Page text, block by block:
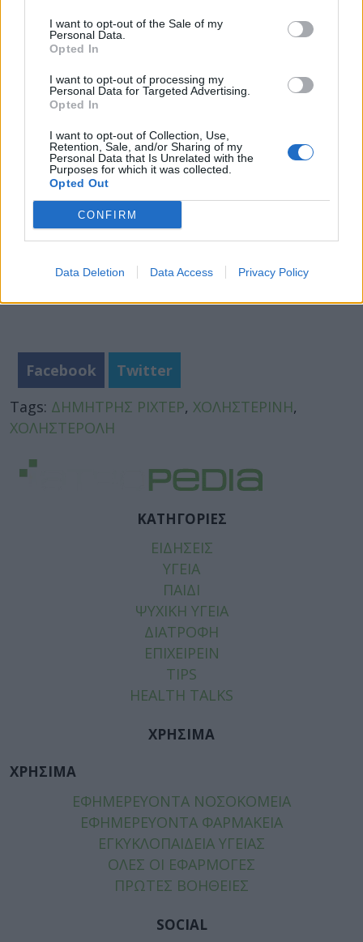
I want to opt-out of the Sale of my
Personal Data.
Opted In
I want to opt-out of processing my
Personal Data for Targeted Advertising.
Opted In
I want to opt-out of Collection, Use,
Retention, Sale, and/or Sharing of my
Personal Data that Is Unrelated with the
Purposes for which it was collected.
Opted Out
CONFIRM
Data Deletion Data Access Privacy Policy
μπορούν να βλάψουν την υγεία μας, από έρπη
και αιμορροΐδες μέχρι παραληρηματικές ιδέες
Νόμιζε ότι τα ούλα της μάτωναν από το
βούρτσισμα, αλλά ήταν καρκίνος – Η απίστευτη
Facebook
Twitter
Tags: ΔΗΜΗΤΡΗΣ ΡΙΧΤΕΡ, ΧΟΛΗΣΤΕΡΙΝΗ,
ΧΟΛΗΣΤΕΡΟΛΗ
ΚΑΤΗΓΟΡΙΕΣ
ΕΙΔΗΣΕΙΣ
ΥΓΕΙΑ
ΠΑΙΔΙ
ΨΥΧΙΚΗ ΥΓΕΙΑ
ΔΙΑΤΡΟΦΗ
ΕΠΙΧΕΙΡΕΙΝ
TIPS
HEALTH TALKS
ΧΡΗΣΙΜΑ
ΧΡΗΣΙΜΑ
ΕΦΗΜΕΡΕΥΟΝΤΑ ΝΟΣΟΚΟΜΕΙΑ
ΕΦΗΜΕΡΕΥΟΝΤΑ ΦΑΡΜΑΚΕΙΑ
ΕΓΚΥΚΛΟΠΑΙΔΕΙΑ ΥΓΕΙΑΣ
ΟΛΕΣ ΟΙ ΕΦΑΡΜΟΓΕΣ
ΠΡΩΤΕΣ ΒΟΗΘΕΙΕΣ
SOCIAL